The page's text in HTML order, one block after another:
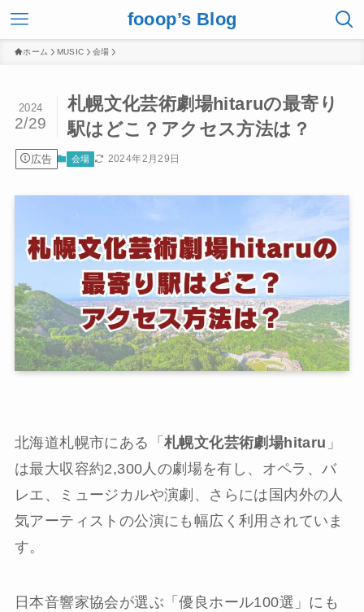
fooop’s Blog
ホーム MUSIC 会場
札幌文化芸術劇場hitaruの最寄り
駅はどこ？アクセス方法は？
2024
2/29
広告 会場 2024年2月29日
北海道札幌市にある「 札幌文化芸術劇場hitaru 」
は最大収容約2,300人の劇場を有し、オペラ、バ
レエ、ミュージカルや演劇、さらには国内外の人
気アーティストの公演にも幅広く利用されていま
す。
日本音響家協会が選ぶ「優良ホール100選」にも